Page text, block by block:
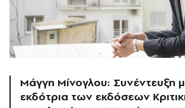
Μάγγη Μίνογλου: Συνέντευξη
εκδότρια των εκδόσεων